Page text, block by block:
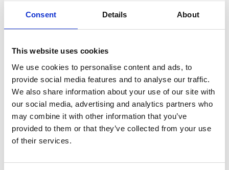
Consent Details About
This website uses cookies
We use cookies to personalise content and ads, to
provide social media features and to analyse our traffic.
We also share information about your use of our site with
our social media, advertising and analytics partners who
may combine it with other information that you’ve
provided to them or that they’ve collected from your use
of their services.
Kamersteigers
Handleiding kamersteiger EuroScaffold
Ladders en trappen
Handleiding multifunctionele ladder Big One & Yetipro